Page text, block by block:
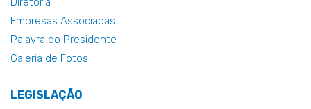
Empresas Associadas
Palavra do Presidente
Galeria de Fotos
LEGISLAÇÃO